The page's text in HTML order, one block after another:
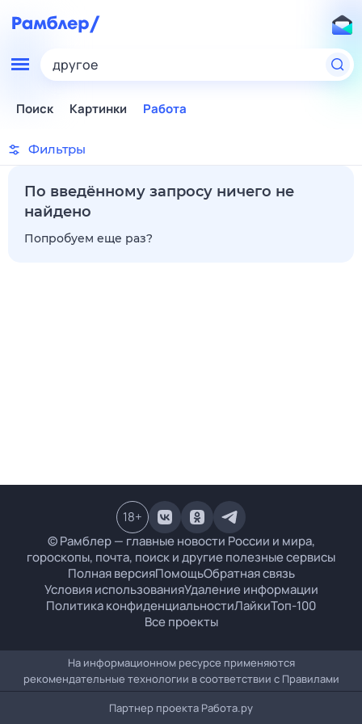
другое
Поиск Картинки Работа
Фильтры
По введённому запросу ничего не
найдено
Попробуем еще раз?
© Рамблер — главные новости России и мира,
гороскопы, почта, поиск и другие полезные сервисы
Полная версияПомощьОбратная связь
Условия использованияУдаление информации
Политика конфиденциальностиЛайкиТоп-100
Все проекты
18+
На информационном ресурсе применяются
рекомендательные технологии в соответствии с Правилами
Партнер проекта Работа.ру